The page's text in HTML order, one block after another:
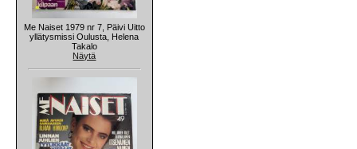
Me Naiset 1979 nr 7, Päivi Uitto
yllätysmissi Oulusta, Helena
Takalo
Näytä